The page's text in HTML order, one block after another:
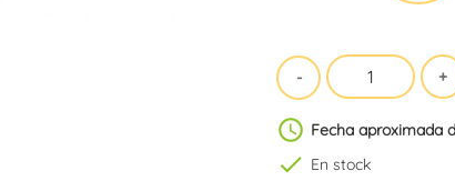
schedule Fecha aproximada
check En stock